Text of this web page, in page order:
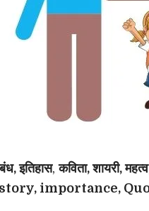
इतिहास,कविता, शायरी,
importance,